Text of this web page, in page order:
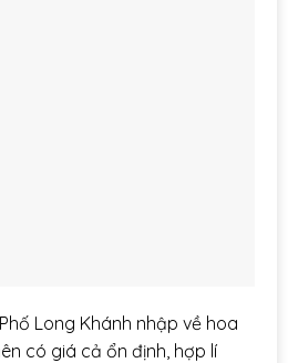
Long Khánh nhập về hoa
có giá cả ổn định, hợp lí